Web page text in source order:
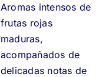
Aromas intensos de
frutas rojas
maduras,
acompañados de
delicadas notas de